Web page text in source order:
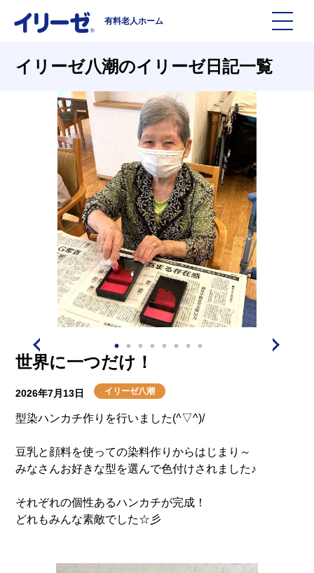
有料老人ホーム
施設を探す
イリーゼについて
イリーゼについて
有料老人ホームイリーゼとは
イリーゼが選ばれる理由
一日の流れ
会社概要
入居までの流れ
よくある質問
お役立ち記事
知っておきたい介護の知識
介護用語をわかりやすく説明
有料老人ホームとは
意外と知らない介護保険の基本
有料老人ホームを選ぶ時のポイント
その他
見学予約 資料請求
採用情報 会社概要
イリーゼ八潮のイリーゼ日記一覧
世界に一つだけ！
2026年7月13日 イリーゼ八潮
型染ハンカチ作りを行いました(^▽^)/
豆乳と顔料を使っての染料作りからはじまり～
みなさんお好きな型を選んで色付けされました♪
それぞれの個性あるハンカチが完成！
どれもみんな素敵でした☆彡